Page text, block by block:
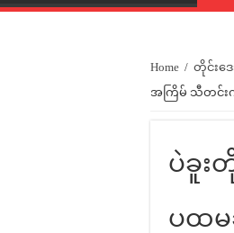
Home / တိုင်းဒ
အကြိမ် သီတင်း
ပဲခူး
ပထမ